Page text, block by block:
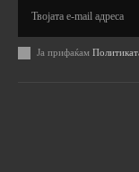
Ја прифаќам